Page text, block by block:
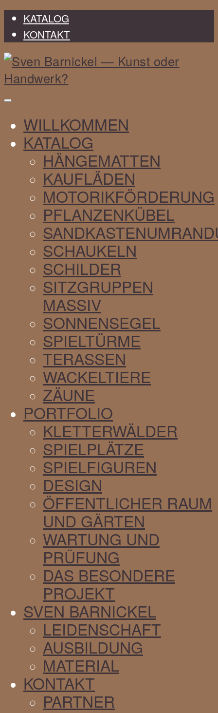
KATALOG
KONTAKT
Sven
Barnickel
WILLKOMMEN
KATALOG
HÄNGEMATTEN
KAUFLÄDEN
MOTORIKFÖRDERUNG
PFLANZENKÜBEL
SCHAUKELN
SCHILDER
SITZGRUPPEN
MASSIV
SONNENSEGEL
SPIELTÜRME
TERASSEN
WACKELTIERE
ZÄUNE
PORTFOLIO
KLETTERWÄLDER
SPIELPLÄTZE
SPIELFIGUREN
DESIGN
ÖFFENTLICHER RAUM
UND GÄRTEN
WARTUNG UND
PRÜFUNG
DAS BESONDERE
PROJEKT
SVEN BARNICKEL
LEIDENSCHAFT
AUSBILDUNG
MATERIAL
KONTAKT
PARTNER